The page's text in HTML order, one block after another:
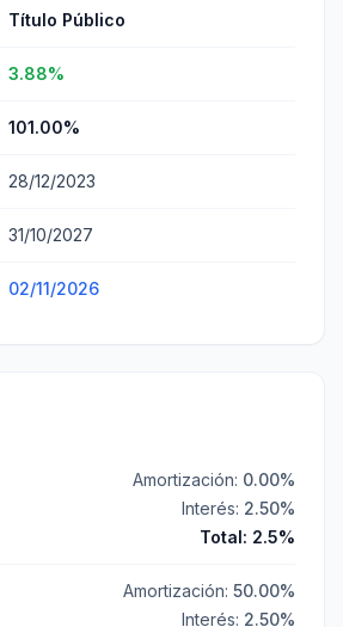
Título Público
3.88%
101.00%
28/12/2023
31/10/2027
02/11/2026
Amortización: 0.00%
Interés: 2.50%
Total: 2.5%
Amortización: 50.00%
Interés: 2.50%